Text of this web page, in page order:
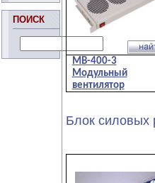
ПОИСК
МВ-400-3
Модульный
вентилятор
Блок силовых